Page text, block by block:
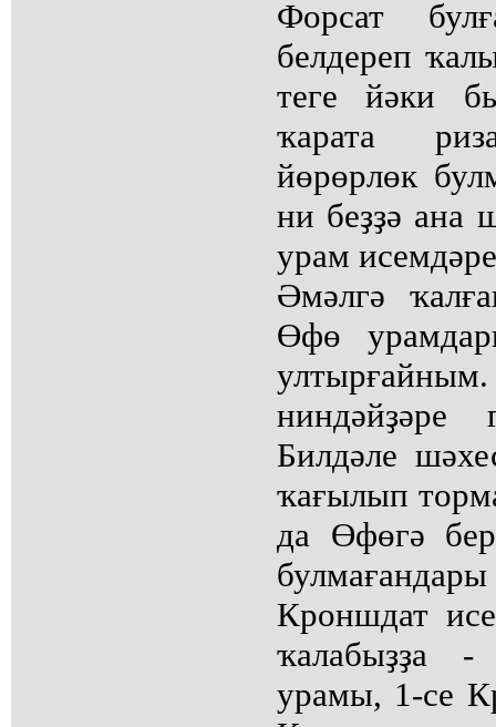
Форсат
белдереп
теге йәки
ҡарата
йөрөрлөк
ни беҙҙә ана
урам
Әмәлгә
Өфө
Билдәле
ҡағылып
да Өфөгә
Кроншдат
ҡалабыҙҙа
урамы, 1-се